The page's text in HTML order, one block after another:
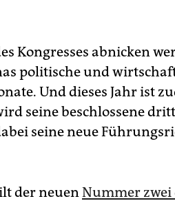
Kongresses abnicken
politische und
Und dieses Jahr ist
seine beschlossene
seine neue
der neuenNummer zwei